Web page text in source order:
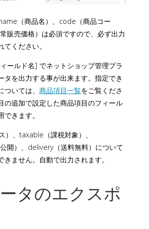
（商品名）、code（商品コー
販売価格）は必須ですので、必ず出力
ください。
ールド名] でネットショップ管理プラ
タを出力する事が出来ます。指定でき
いては、 商品項目一覧をご覧くださ
の追加で設定した商品項目のフィール
できます。
）、taxable（課税対象）、
開）、delivery（送料無料）について
きません。自動で出力されます。
タのエクスポ